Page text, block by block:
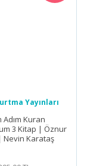
Yayınları
Adım Kuran
3 Kitap | Öznur
Nevin Karataş